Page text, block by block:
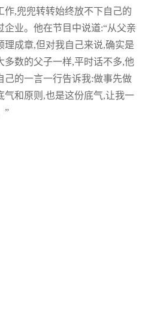
作,兜兜转转始终放不下自己的
业。他在节目中说道:“从父亲
成章,但对我自己来说,确实是
多数的父子一样,平时话不多,他
己的一言一行告诉我:做事先做
气和原则,也是这份底气,让我一
”